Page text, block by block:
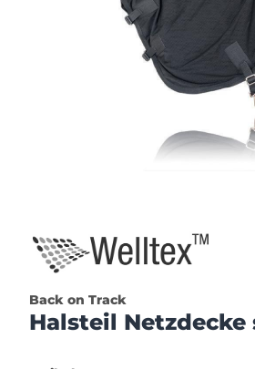
Back on Track
Halsteil Netzdecke